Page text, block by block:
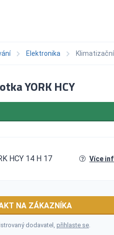
Elektronika
YORK HCY
HCY 14 H 17 Více
NA ZÁKAZNÍKA
dodavatel, přihlaste se.